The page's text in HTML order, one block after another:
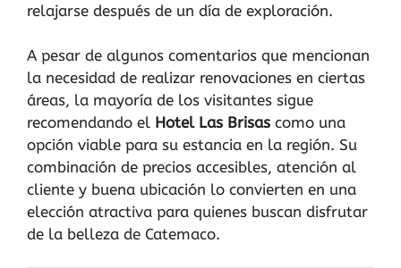
relajarse después de un día de exploración.
A pesar de algunos comentarios que mencionan
la necesidad de realizar renovaciones en ciertas
áreas, la mayoría de los visitantes sigue
recomendando el Hotel Las Brisas como una
opción viable para su estancia en la región. Su
combinación de precios accesibles, atención al
cliente y buena ubicación lo convierten en una
elección atractiva para quienes buscan disfrutar
de la belleza de Catemaco.